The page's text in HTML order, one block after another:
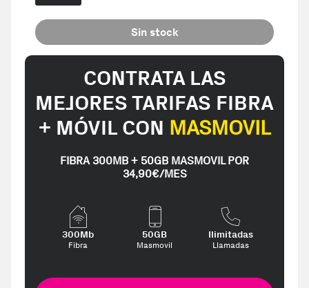
Sin stock
CONTRATA LAS
MEJORES TARIFAS FIBRA
+ MÓVIL CON MASMOVIL
FIBRA 300MB + 50GB MASMOVIL POR
34,90€/MES
300Mb
Fibra
50GB
Masmovil
Ilimitadas
Llamadas